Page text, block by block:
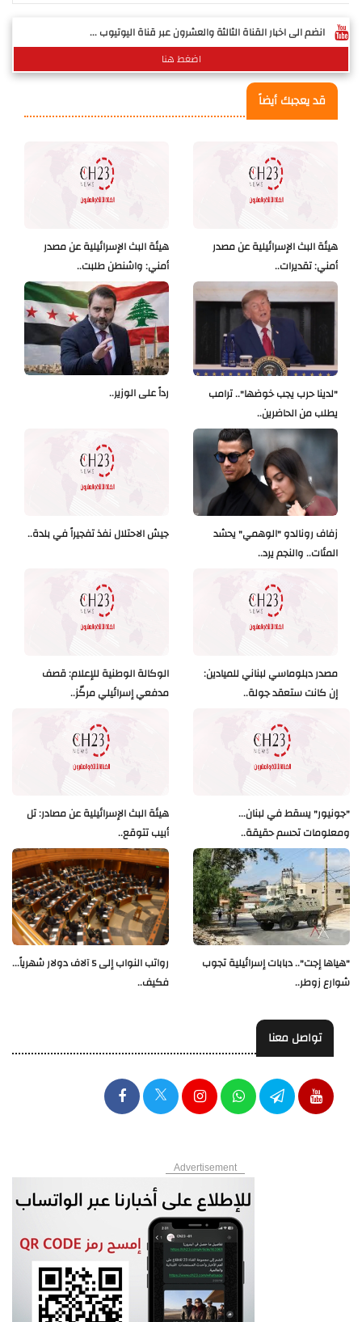
انضم الى اخبار القناة الثالثة والعشرون عبر قناة اليوتيوب ...
اضغط هنا
قد يعجبك أيضاً
هيئة البث الإسرائيلية عن مصدر
أمني: واشنطن طلبت..
هيئة البث الإسرائيلية عن مصدر
أمني: تقديرات..
رداً على الوزير..
"لدينا حرب يجب خوضها".. ترامب
يطلب من الحاضرين..
جيش الاحتلال نفذ تفجيراً في بلدة..
زفاف رونالدو "الوهمي" يحشد
المئات.. والنجم يرد..
الوكالة الوطنية للإعلام: قصف
مدفعي إسرائيلي مركّز..
مصدر دبلوماسي لبناني للميادين:
إن كانت ستعقد جولة..
هيئة البث الإسرائيلية عن مصادر: تل
أبيب تتوقع..
"جونيور" يسقط في لبنان...
ومعلومات تحسم حقيقة..
رواتب النواب إلى 5 آلاف دولار شهرياً...
فكيف..
"هياها إجت".. دبابات إسرائيلية تجوب
شوارع زوطر..
تواصل معنا
Advertisement